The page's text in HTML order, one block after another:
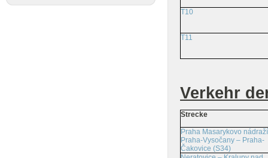
T10
T11
Verkehr
Strecke
Praha Masarykovo
Praha-Vysočany – Praha-
Čakovice (S34)